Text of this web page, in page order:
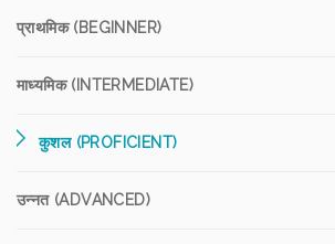
प्राथमिक (BEGINNER)
माध्यमिक (INTERMEDIATE)
कुशल (PROFICIENT)
उन्नत (ADVANCED)